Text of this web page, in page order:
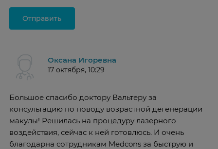
Отправить
Оксана Игоревна
17 октября, 10:29
Большое спасибо доктору Вальтеру за
консультацию по поводу возрастной дегенерации
макулы! Решилась на процедуру лазерного
воздействия, сейчас к ней готовлюсь. И очень
благодарна сотрудникам Medcons за быструю и